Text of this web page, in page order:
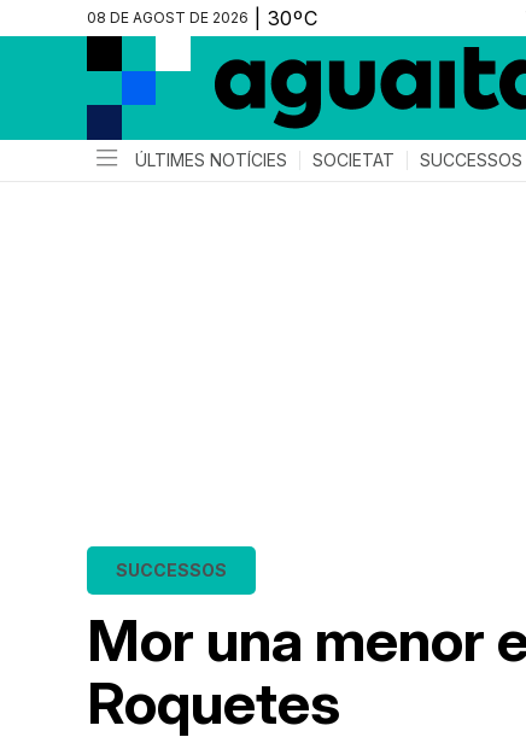
08 DE AGOST DE 2026
ÚLTIMES NOTÍCIES SOCIETAT SUCCESSOS
Mor una menor
Roquetes
SUCCESSOS